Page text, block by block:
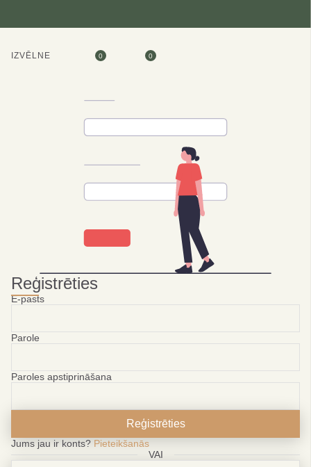
IZVĒLNE 0 0
Reģistrēties
E-pasts
Parole
Paroles apstiprināšana
Reģistrēties
Jums jau ir konts? Pieteikšanās
VAI